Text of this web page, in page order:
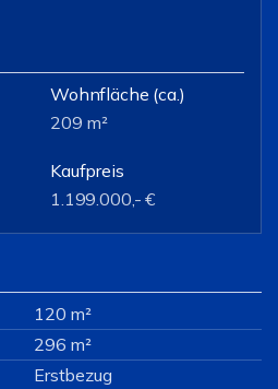
Wohnfläche (ca.)
209 m²
Kaufpreis
1.199.000,- €
120 m²
296 m²
Erstbezug